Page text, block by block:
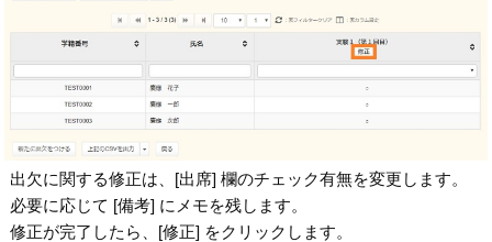
出欠に関する修正は、[出席] 欄のチェック有無を変更します。
必要に応じて [備考] にメモを残します。
修正が完了したら、[修正] をクリックします。